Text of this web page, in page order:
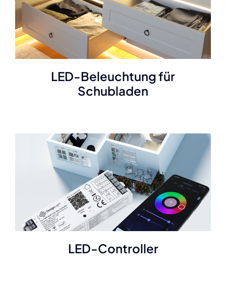
LED-Beleuchtung für
Schubladen
LED-Controller